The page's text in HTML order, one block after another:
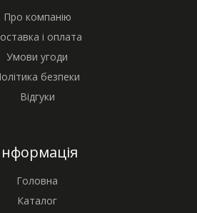
Про компанію
і оплата
Умови угоди
безпеки
Відгуки
Головна
Каталог